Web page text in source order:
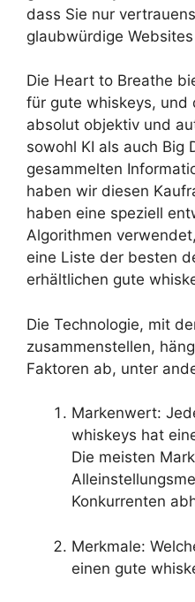
dass Sie nur
glaubwürdige
Die Heart to Breathe
für gute whiskeys, und
absolut objektiv und
sowohl KI als auch Big
gesammelten
haben wir diesen
haben eine speziell
Algorithmen
eine Liste der besten
erhältlichen gute
Die Technologie, mit
zusammenstellen,
Faktoren ab, unter
Markenwert:
whiskeys hat
Die meisten
Konkurrenten
Merkmale:
einen gute